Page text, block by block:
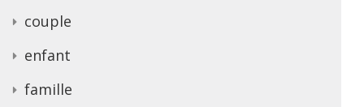
couple
enfant
famille